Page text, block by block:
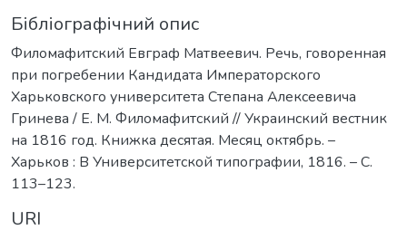
Бібліографічний опис
Филомафитский Евграф Матвеевич. Речь, говоренная
при погребении Кандидата Императорского
Харьковского университета Степана Алексеевича
Гринева / Е. М. Филомафитский // Украинский вестник
на 1816 год. Книжка десятая. Месяц октябрь. –
Харьков : В Университетской типографии, 1816. – С.
113–123.
URI